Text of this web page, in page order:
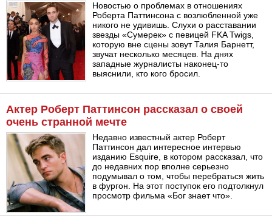
Новостью о проблемах в отношениях
Роберта Паттинсона с возлюбленной уже
никого не удивишь. Слухи о расставании
звезды «Сумерек» с певицей FKA Twigs,
которую вне сцены зовут Талия Барнетт,
звучат несколько месяцев. На днях
западные журналисты наконец-то
выяснили, кто кого бросил.
Актер Роберт Паттинсон рассказал о своей
очень странной мечте
Недавно известный актер Роберт
Паттинсон дал интересное интервью
изданию Esquire, в котором рассказал, что
до недавних пор вполне серьезно
подумывал о том, чтобы перебраться жить
в фургон. На этот поступок его подтолкнул
просмотр фильма «Бог знает что».